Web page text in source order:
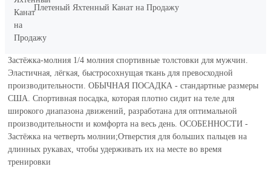
Плетеный Яхтенный Канат на Продажу
Застёжка-молния 1/4 молния спортивные толстовки для мужчин.
Эластичная, лёгкая, быстросохнущая ткань для превосходной
производительности. ОБЫЧНАЯ ПОСАДКА - стандартные размеры
США. Спортивная посадка, которая плотно сидит на теле для
широкого диапазона движений, разработана для оптимальной
производительности и комфорта на весь день. ОСОБЕННОСТИ -
Застёжка на четверть молнии;Отверстия для больших пальцев на
длинных рукавах, чтобы удерживать их на месте во время
тренировки